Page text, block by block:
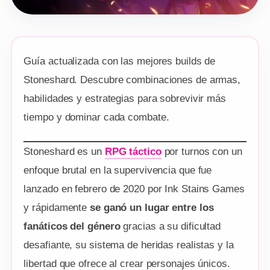
Guía actualizada con las mejores builds de
Stoneshard. Descubre combinaciones de armas,
habilidades y estrategias para sobrevivir más
tiempo y dominar cada combate.
Stoneshard es un RPG tácticopor turnos con un
enfoque brutal en la supervivencia que fue
lanzado en febrero de 2020 por Ink Stains Games
y rápidamentese ganó un lugar entre los
fanáticos del génerogracias a su dificultad
desafiante, su sistema de heridas realistas y la
libertad que ofrece al crear personajes únicos.